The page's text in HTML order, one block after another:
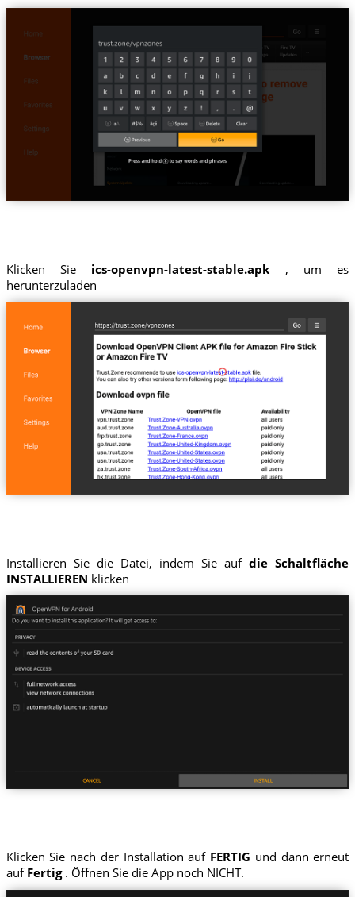
Klicken Sie ics-openvpn-latest-stable.apk , um es
herunterzuladen
Installieren Sie die Datei, indem Sie aufdie Schaltfläche
INSTALLIEREN klicken
Klicken Sie nach der Installation auf FERTIG und dann erneut
auf Fertig. Öffnen Sie die App noch NICHT.